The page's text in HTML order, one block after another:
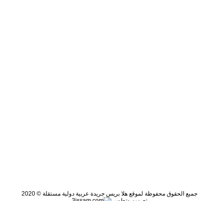
جميع الحقوق محفوظة لموقع هلا بريس جريدة عربية دولية مستقلة © 2020